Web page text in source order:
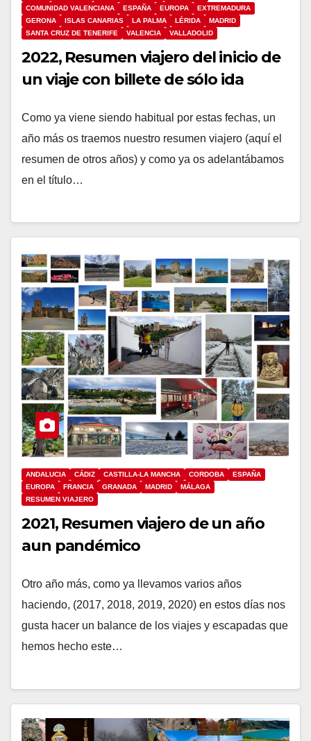
COMUNIDAD VALENCIANA
ESPAÑA EUROPA
EXTREMADURA
GERONA
ISLAS CANARIAS LA PALMA LÉRIDA
MADRID
SANTA CRUZ DE TENERIFE
VALENCIA VALLADOLID
2022, Resumen viajero del inicio de
un viaje con billete de sólo ida
Como ya viene siendo habitual por estas fechas, un
año más os traemos nuestro resumen viajero (aquí el
resumen de otros años) y como ya os adelantábamos
en el título…
ANDALUCIA CÁDIZ CASTILLA-LA MANCHA CORDOBA
ESPAÑA
EUROPA
FRANCIA GRANADA MADRID
MÁLAGA
RESUMEN VIAJERO
2021, Resumen viajero de un año
aun pandémico
Otro año más, como ya llevamos varios años
haciendo, (2017, 2018, 2019, 2020) en estos días nos
gusta hacer un balance de los viajes y escapadas que
hemos hecho este…